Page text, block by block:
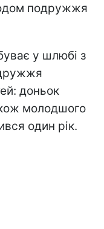
подружжя
у шлюбі з
доньок
молодшого
один рік.